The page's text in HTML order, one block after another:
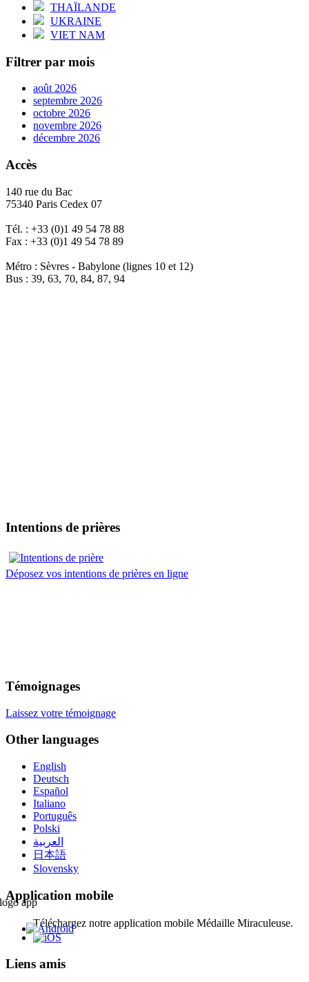
THAÏLANDE
UKRAINE
VIET NAM
Filtrer par mois
août 2026
septembre 2026
octobre 2026
novembre 2026
décembre 2026
Accès
140 rue du Bac
75340 Paris Cedex 07
Tél. : +33 (0)1 49 54 78 88
Fax : +33 (0)1 49 54 78 89
Métro : Sèvres - Babylone (lignes 10 et 12)
Bus : 39, 63, 70, 84, 87, 94
Intentions de prières
Déposez vos intentions de prières en ligne
Témoignages
Laissez votre témoignage
Other languages
English
Deutsch
Español
Italiano
Português
Polski
العربية
日本語
Slovensky
Application mobile
Téléchargez notre application mobile Médaille Miraculeuse.
Liens amis